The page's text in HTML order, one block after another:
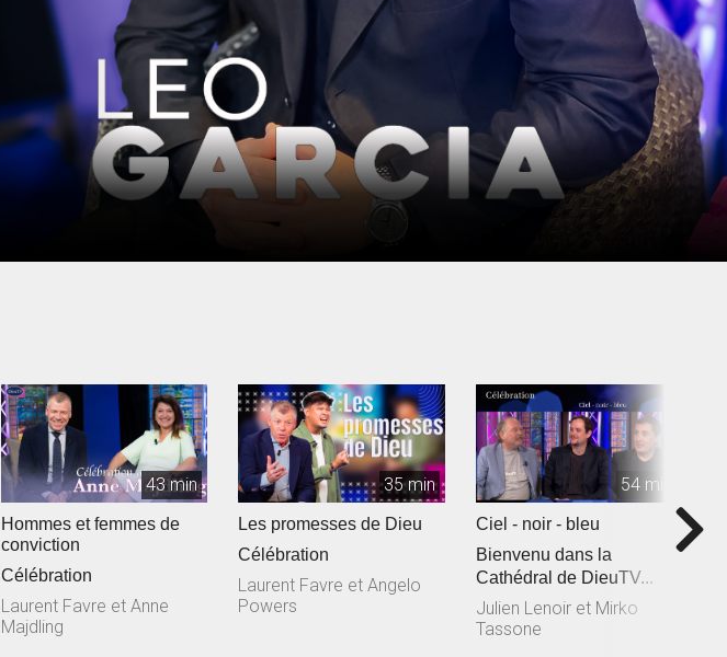
43 min
Hommes et femmes de
conviction
Célébration
Laurent Favre et Anne
Majdling
35 min
Les promesses de Dieu
Célébration
Laurent Favre et Angelo
Powers
54 min
Ciel - noir - bleu
Bienvenu dans la
Cathédral de DieuTV...
Julien Lenoir et Mirko
Tassone